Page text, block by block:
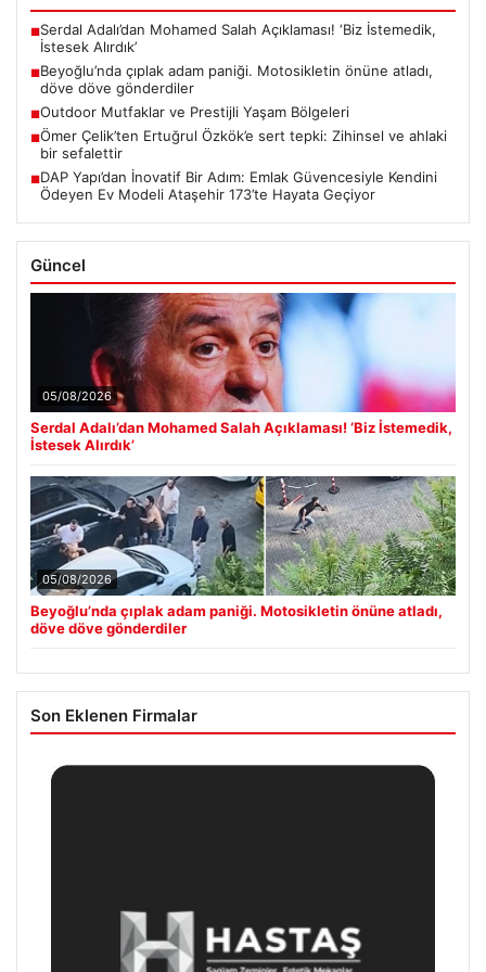
■Serdal Adalı’dan Mohamed Salah Açıklaması! ‘Biz İstemedik,
İstesek Alırdık’
■Beyoğlu’nda çıplak adam paniği. Motosikletin önüne atladı,
döve döve gönderdiler
■Outdoor Mutfaklar ve Prestijli Yaşam Bölgeleri
■Ömer Çelik’ten Ertuğrul Özkök’e sert tepki: Zihinsel ve ahlaki
bir sefalettir
■DAP Yapı’dan İnovatif Bir Adım: Emlak Güvencesiyle Kendini
Ödeyen Ev Modeli Ataşehir 173’te Hayata Geçiyor
Güncel
05/08/2026
Serdal Adalı’dan Mohamed Salah Açıklaması! ‘Biz İstemedik,
İstesek Alırdık’
05/08/2026
Beyoğlu’nda çıplak adam paniği. Motosikletin önüne atladı,
döve döve gönderdiler
Son Eklenen Firmalar